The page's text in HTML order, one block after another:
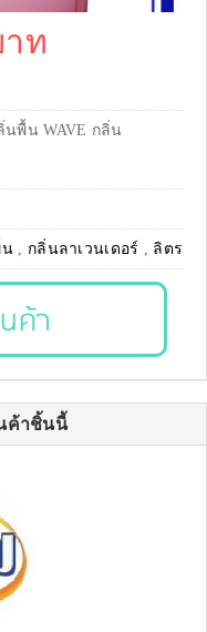
ท
พื้น WAVE กลิ่น
น , กลิ่นลาเวนเดอร์ , ลิตร
ค้า
ค้าชิ้นนี้